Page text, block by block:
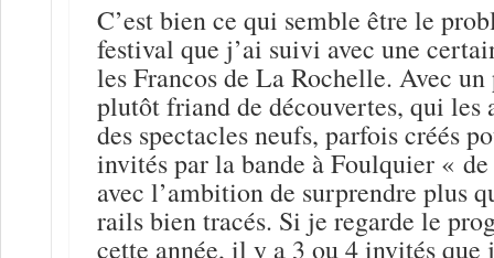
C’est bien ce qui semble être le
festival que j’ai suivi avec une
les Francos de La Rochelle. Avec
plutôt friand de découvertes, qui les
des spectacles neufs, parfois créés
invités par la bande à Foulquier «
avec l’ambition de surprendre plus
rails bien tracés. Si je regarde le
cette année, il y a 3 ou 4 invités que